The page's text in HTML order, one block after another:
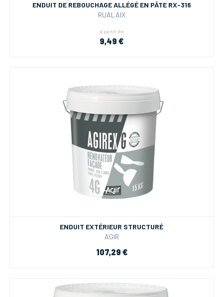
ENDUIT DE REBOUCHAGE ALLÉGÉ EN PÂTE RX-316
RUALAIX
à partir de
9,49 €
ENDUIT EXTÉRIEUR STRUCTURÉ
AGIR
107,29 €